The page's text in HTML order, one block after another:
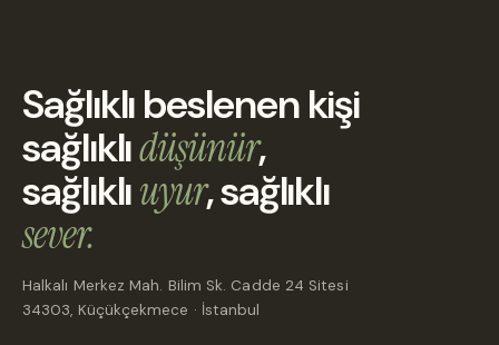
Sağlıklı beslenen kişi
sağlıklıdüşünür,
sağlıklıuyur, sağlıklı
sever.
Halkalı Merkez Mah. Bilim Sk. Cadde 24 Sitesi
34303, Küçükçekmece · İstanbul